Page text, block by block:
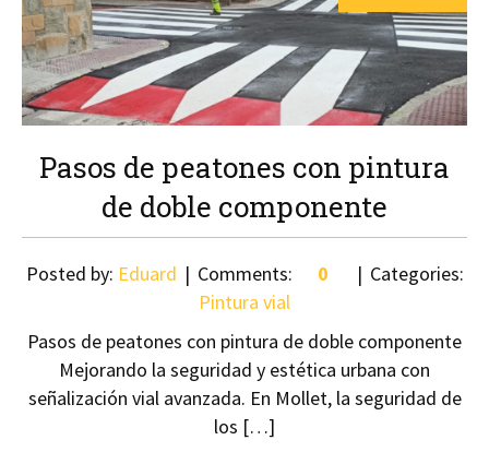
Pasos de peatones con pintura
de doble componente
Posted by: Eduard Comments: 0
Categories:
Pintura vial
Pasos de peatones con pintura de doble componente
Mejorando la seguridad y estética urbana con
señalización vial avanzada. En Mollet, la seguridad de
los […]